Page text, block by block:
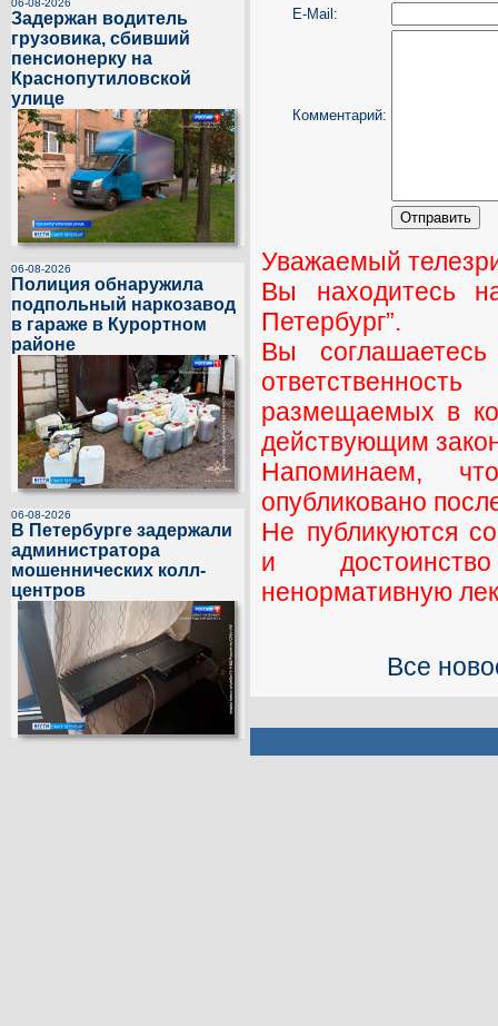
Задержан водитель
грузовика, сбивший
пенсионерку на
Краснопутиловской
улице
06-08-2026
Полиция обнаружила
подпольный наркозавод
в гараже в Курортном
районе
06-08-2026
В Петербурге задержали
администратора
мошеннических колл-
центров
E-Mail:
Комментарий:
Уважаемый
Вы находитесь
Петербург”.
Вы
размещаемых в
действующим
Напоминаем,
опубликовано
Не публикуются
и
ненормативную
Все